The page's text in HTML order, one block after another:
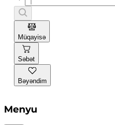
Müqayisə
Səbət
Bəyəndim
Menyu